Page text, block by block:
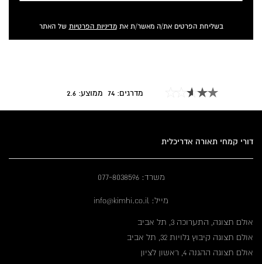
בשליחת הפרטים את/ה מאשר/ת אתמדיניות הפרטיות של האתר
מדרגים: 74 ממוצע: 2.6
דורי קמחי תאורה אדריכלית
משרד: 077-8038596
מייל: info@kimhi.co.il
אולם תצוגה, התערוכה 3, תל אביב
אולם תצוגה קיבוץ גלויות 32, תל אביב
אולם תצוגה ההגנה 4, ראשון לציון